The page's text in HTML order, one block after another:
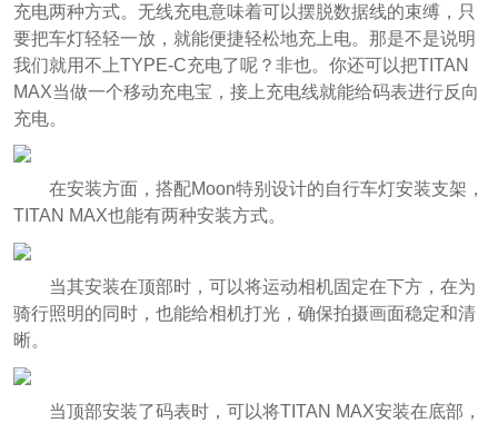
充电两种方式。无线充电意味着可以摆脱数据线的束缚，只
要把车灯轻轻一放，就能便捷轻松地充上电。那是不是说明
我们就用不上TYPE-C充电了呢？非也。你还可以把TITAN
MAX当做一个移动充电宝，接上充电线就能给码表进行反向
充电。
在安装方面，搭配Moon特别设计的自行车灯安装支架，
TITAN MAX也能有两种安装方式。
当其安装在顶部时，可以将运动相机固定在下方，在为
骑行照明的同时，也能给相机打光，确保拍摄画面稳定和清
晰。
当顶部安装了码表时，可以将TITAN MAX安装在底部，